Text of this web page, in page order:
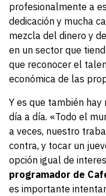
profesionalmente a
dedicación y mucha
mezcla del dinero y
en un sector que
que reconocer el
económica de las
Y es que también
día a día. «Todo el
a veces, nuestro
contra, y tocar un
opción igual de
programador de
es importante